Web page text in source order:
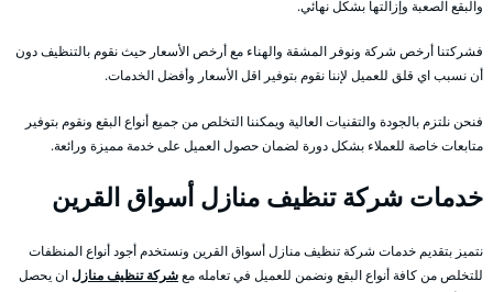
والبقع الصعبة وإزالتها بشكل نهائي.
فشركتنا أرخص شركة ونوفر المشقة والهناء مع أرخص الأسعار حيث نقوم بالتنظيف دون
أن نسبب اي قلق للعميل لإننا نقوم بتوفير اقل الأسعار وأفضل الخدمات.
فنحن نلتزم بالجودة والتقنيات العالية ويمكننا التخلص من جميع أنواع البقع ونقوم بتوفير
متابعات خاصة للعملاء بشكل دورة لضمان حصول العميل على خدمة مميزة ورائعة.
خدمات شركة تنظيف منازل أسواق القرين
نتميز بتقديم خدمات شركة تنظيف منازل أسواق القرين ونستخدم أجود أنواع المنظفات
للتخلص من كافة أنواع البقع ونضمن للعميل في تعامله معشركة تنظيف منازلان يحصل